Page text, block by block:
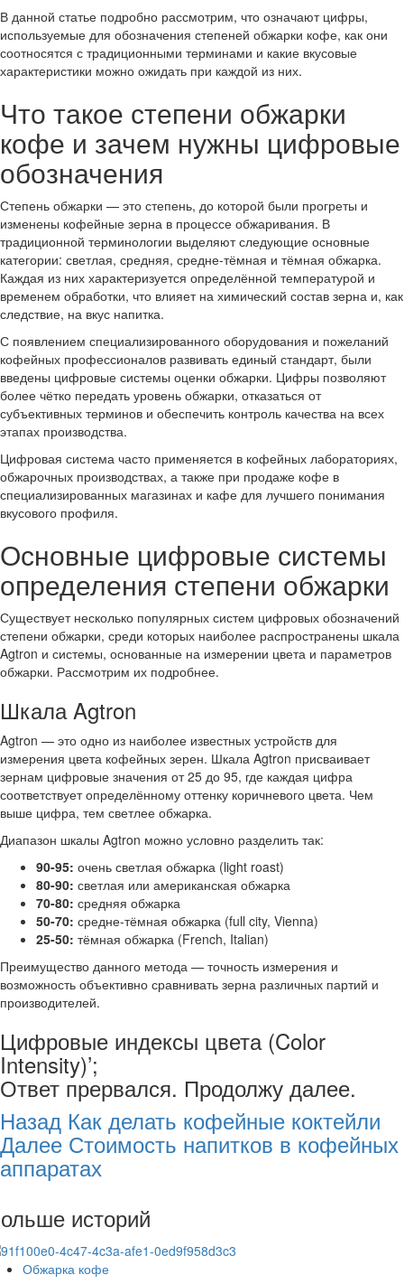
В данной статье подробно рассмотрим, что означают цифры,
используемые для обозначения степеней обжарки кофе, как они
соотносятся с традиционными терминами и какие вкусовые
характеристики можно ожидать при каждой из них.
Что такое степени обжарки
кофе и зачем нужны цифровые
обозначения
Степень обжарки — это степень, до которой были прогреты и
изменены кофейные зерна в процессе обжаривания. В
традиционной терминологии выделяют следующие основные
категории: светлая, средняя, средне-тёмная и тёмная обжарка.
Каждая из них характеризуется определённой температурой и
временем обработки, что влияет на химический состав зерна и, как
следствие, на вкус напитка.
С появлением специализированного оборудования и пожеланий
кофейных профессионалов развивать единый стандарт, были
введены цифровые системы оценки обжарки. Цифры позволяют
более чётко передать уровень обжарки, отказаться от
субъективных терминов и обеспечить контроль качества на всех
этапах производства.
Цифровая система часто применяется в кофейных лабораториях,
обжарочных производствах, а также при продаже кофе в
специализированных магазинах и кафе для лучшего понимания
вкусового профиля.
Основные цифровые системы
определения степени обжарки
Существует несколько популярных систем цифровых обозначений
степени обжарки, среди которых наиболее распространены шкала
Agtron и системы, основанные на измерении цвета и параметров
обжарки. Рассмотрим их подробнее.
Шкала Agtron
Agtron — это одно из наиболее известных устройств для
измерения цвета кофейных зерен. Шкала Agtron присваивает
зернам цифровые значения от 25 до 95, где каждая цифра
соответствует определённому оттенку коричневого цвета. Чем
выше цифра, тем светлее обжарка.
Диапазон шкалы Agtron можно условно разделить так:
90-95: очень светлая обжарка (light roast)
80-90: светлая или американская обжарка
70-80: средняя обжарка
50-70: средне-тёмная обжарка (full city, Vienna)
25-50: тёмная обжарка (French, Italian)
Преимущество данного метода — точность измерения и
возможность объективно сравнивать зерна различных партий и
производителей.
Цифровые индексы цвета (Color
Intensity)’;
Ответ прервался. Продолжу далее.
Post
Navigation
Назад Как делать кофейные коктейли
Далее Стоимость напитков в кофейных
аппаратах
историй
Обжарка кофе